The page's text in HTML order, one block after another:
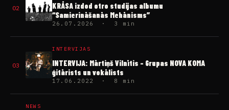
02
KRĀSA izdod otro studijas albumu
“Samierināšanās Mehānisms”
26.07.2026 · 3 min
03
INTERVIJAS
INTERVIJA: Mārtiņš Vilnītis – Grupas NOVA KOMA
ģitārists un vokālists
17.06.2022 · 8 min
NEWS